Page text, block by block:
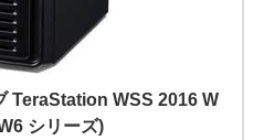
TeraStation WSS 2016 W
シリーズ)